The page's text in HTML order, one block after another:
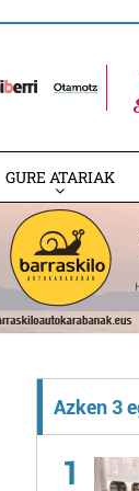
GURE ATARIAK
Azken 3
1